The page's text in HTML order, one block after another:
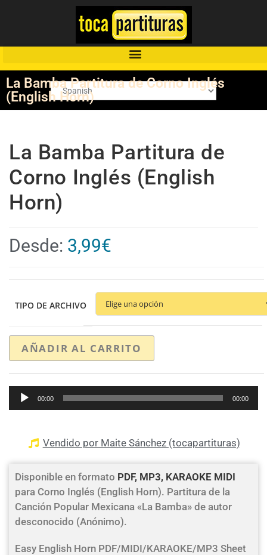
La Bamba Partitura de Corno Inglés
(English Horn)
La Bamba Partitura de
Corno Inglés (English
Horn)
Desde: 3,99€
TIPO DE ARCHIVO
AÑADIR AL CARRITO
Reproductor
de
00:00 00:00
Vendido por Maite Sánchez (tocapartituras)
Disponible en formato PDF, MP3, KARAOKE MIDI
para Corno Inglés (English Horn). Partitura de la
Canción Popular Mexicana «La Bamba» de autor
desconocido (Anónimo).
Easy English Horn PDF/MIDI/KARAOKE/MP3 Sheet